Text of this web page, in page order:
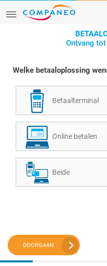
Ontvang
Welke betaaloplossing
Betaalterminal
Online betalen
Beide
DOORGAAN